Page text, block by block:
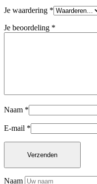
Je waardering *
Je beoordeling *
Naam *
E-mail *
Naam